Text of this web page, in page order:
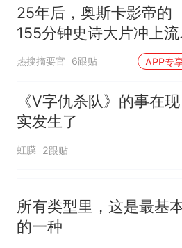
佛山一中学
试前13名均
已叫停招聘
台风"白海
力已达15级
因老师一句“
25年后，奥斯卡影帝的
155分钟史诗大片冲上流
媒体前十
热搜摘要官 6跟贴 APP专
《V字仇杀队》的事在现
实发生了
虹膜 2跟贴
所有类型里，这是最基
的一种